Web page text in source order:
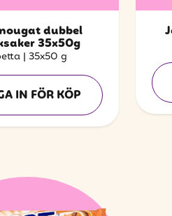
dubbel
35x50g
| 35x50 g
IN FÖR KÖP